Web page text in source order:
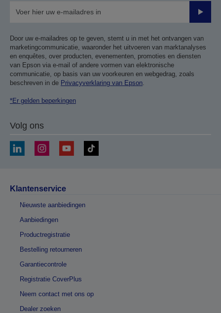
Door uw e-mailadres op te geven, stemt u in met het ontvangen van
marketingcommunicatie, waaronder het uitvoeren van marktanalyses
en enquêtes, over producten, evenementen, promoties en diensten
van Epson via e-mail of andere vormen van elektronische
communicatie, op basis van uw voorkeuren en webgedrag, zoals
beschreven in de Privacyverklaring van Epson
*Er gelden beperkingen
Volg ons
Klantenservice
Nieuwste aanbiedingen
Aanbiedingen
Productregistratie
Bestelling retourneren
Garantiecontrole
Registratie CoverPlus
Neem contact met ons op
Dealer zoeken